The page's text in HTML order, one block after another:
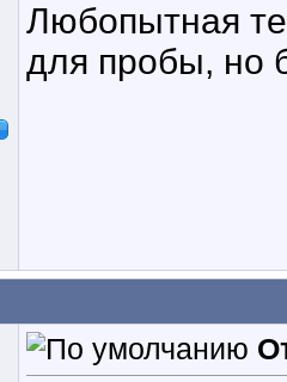
Любопытная
для пробы, но